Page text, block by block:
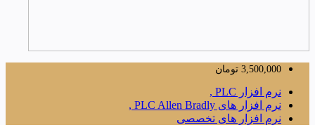
3,500,000 تومان
نرم افزار PLC ,
نرم افزار های PLC Allen Bradly ,
نرم افزار های تخصصی